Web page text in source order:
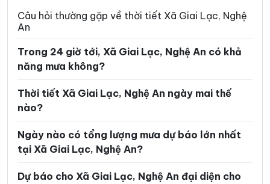
Xã Hữu Khuông
Xã Keng Đu Xã Kim Bảng
Xã Kim Liên
Xã Lượng Minh Xã Lương Sơn
Xã Mậu Thạch Xã Minh Châu
Xã Minh Hợp
Câu hỏi thường gặp về thời tiết Xã Giai Lạc, Nghệ
An
Trong 24 giờ tới, Xã Giai Lạc, Nghệ An có khả
năng mưa không?
Thời tiết Xã Giai Lạc, Nghệ An ngày mai thế
nào?
Ngày nào có tổng lượng mưa dự báo lớn nhất
tại Xã Giai Lạc, Nghệ An?
Dự báo cho Xã Giai Lạc, Nghệ An đại diện cho